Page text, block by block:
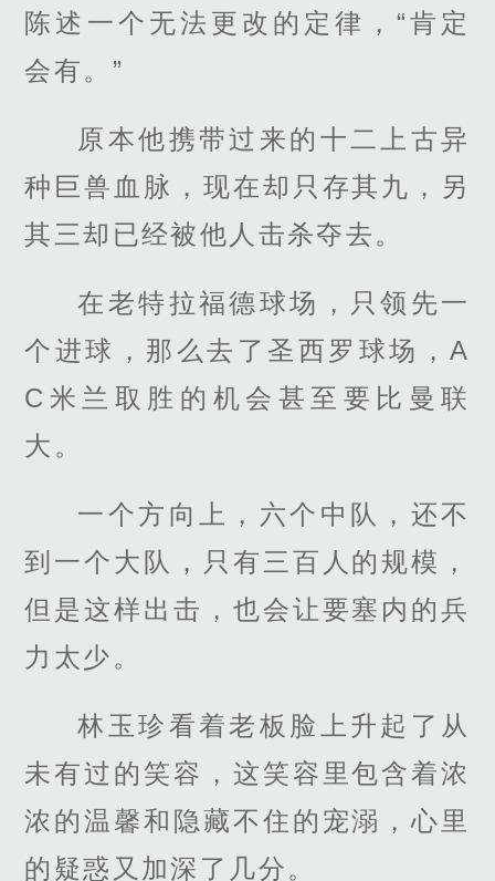
陈述一个无法更改的定律，“肯定
会有。”
原本他携带过来的十二上古异
种巨兽血脉，现在却只存其九，另
其三却已经被他人击杀夺去。
在老特拉福德球场，只领先一
个进球，那么去了圣西罗球场，A
C米兰取胜的机会甚至要比曼联
大。
一个方向上，六个中队，还不
到一个大队，只有三百人的规模，
但是这样出击，也会让要塞内的兵
力太少。
林玉珍看着老板脸上升起了从
未有过的笑容，这笑容里包含着浓
浓的温馨和隐藏不住的宠溺，心里
的疑惑又加深了几分。